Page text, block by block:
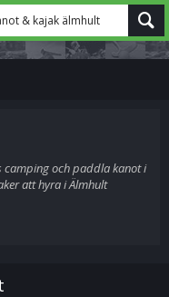
& kajak älmhult
camping och paddla kanot i
att hyra i Älmhult